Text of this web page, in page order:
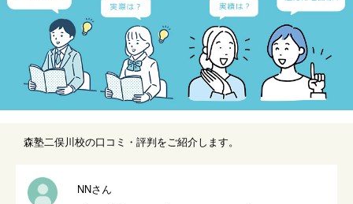
森塾二俣川校の口コミ・評判をご紹介します。
NNさん